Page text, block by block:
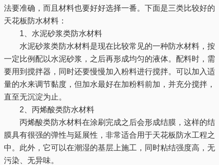
法要准确，而且材料也要好好选择一番。下面是三类比较好的
天花板防水材料：
1、水泥砂浆类防水材料
水泥砂浆类防水材料是现在比较常见的一种防水材料，按
一定比例配以水泥砂浆，之后再形成均匀的液体。配料时，需
要用到搅拌器，同时还要慢慢加入粉料进行搅拌。可以加入适
量的水来调节黏度，但加水最好在加粉料前加，并充分搅拌，
直至无沉淀为止。
2、丙烯酸类防水材料
丙烯酸类防水材料在涂刷完成之后会形成结膜，这样的结
膜具有很强的弹性与延展性，非常适合用于天花板防水工程之
中。此外，它可以在潮湿的基层上施工，同时粘结强度高，无
污染、无异味。